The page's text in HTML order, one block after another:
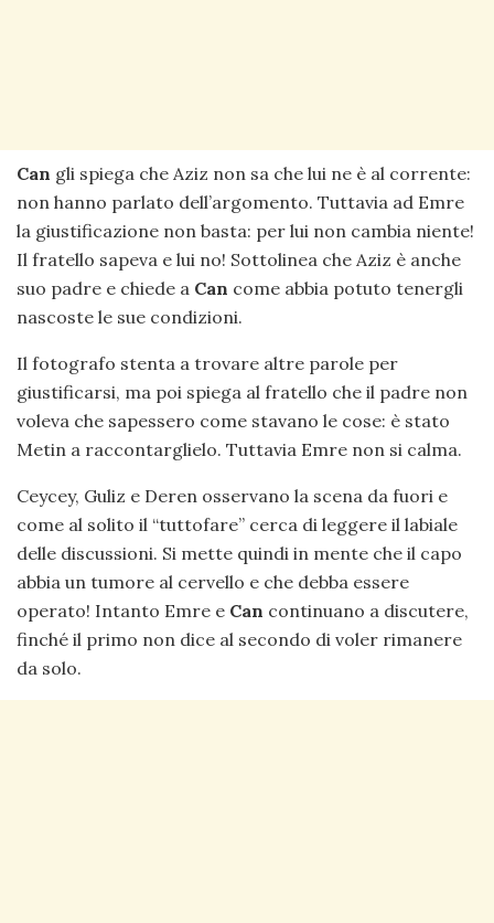
Can gli spiega che Aziz non sa che lui ne è al corrente:
non hanno parlato dell’argomento. Tuttavia ad Emre
la giustificazione non basta: per lui non cambia niente!
Il fratello sapeva e lui no! Sottolinea che Aziz è anche
suo padre e chiede a Can come abbia potuto tenergli
nascoste le sue condizioni.
Il fotografo stenta a trovare altre parole per
giustificarsi, ma poi spiega al fratello che il padre non
voleva che sapessero come stavano le cose: è stato
Metin a raccontarglielo. Tuttavia Emre non si calma.
Ceycey, Guliz e Deren osservano la scena da fuori e
come al solito il “tuttofare” cerca di leggere il labiale
delle discussioni. Si mette quindi in mente che il capo
abbia un tumore al cervello e che debba essere
operato! Intanto Emre e Can continuano a discutere,
finché il primo non dice al secondo di voler rimanere
da solo.